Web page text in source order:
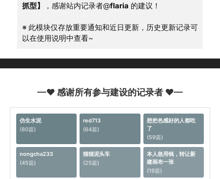
抓型】
，感谢站内记录者@flaria 的建议！
※ 此模块仅存放重要通知和近日更新，历史更新记录可
以在使用说明中查看~
—♥ 感谢所有参与建设的记录者 ♥—
仿生水泥
(80篇)
red713
(64篇)
想把色感好的人都吃
了
(59篇)
nongcha233
(45篇)
猫猫泥头车
(25篇)
本人急用钱，转让新
建画布一张
(19篇)